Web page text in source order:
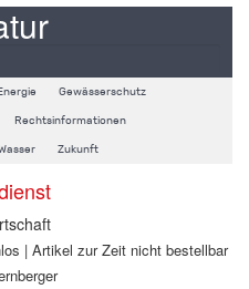
Gewässerschutz
Rechtsinformationen
Zukunft
| Artikel zur Zeit nicht bestellbar